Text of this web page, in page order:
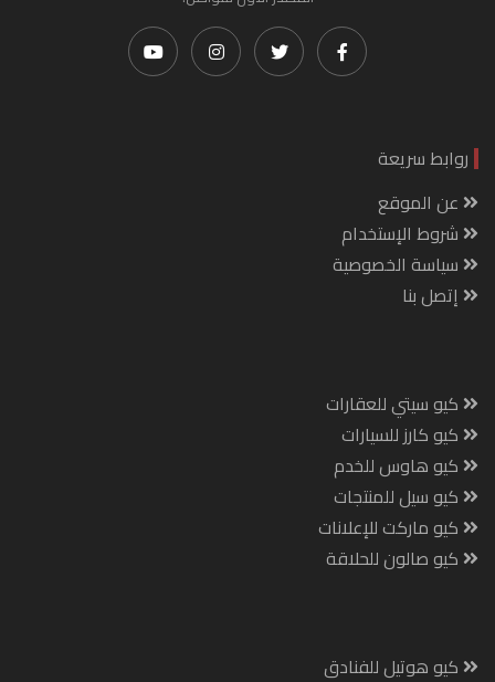
روابط سريعة
عن الموقع
شروط الإستخدام
سياسة الخصوصية
إتصل بنا
كيو سيتي للعقارات
كيو كارز للسيارات
كيو هاوس للخدم
كيو سيل للمنتجات
كيو ماركت للإعلانات
كيو صالون للحلاقة
كيو هوتيل للفنادق